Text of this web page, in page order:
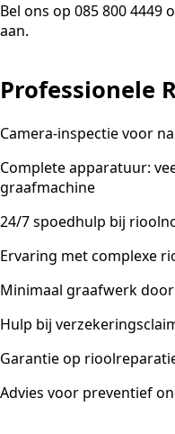
Bel ons op 085 800
aan.
Professionele
Camera-inspectie voor
Complete apparatuur:
graafmachine
24/7 spoedhulp bij
Ervaring met complexe
Minimaal graafwerk
Hulp bij
Garantie op
Advies voor preventief